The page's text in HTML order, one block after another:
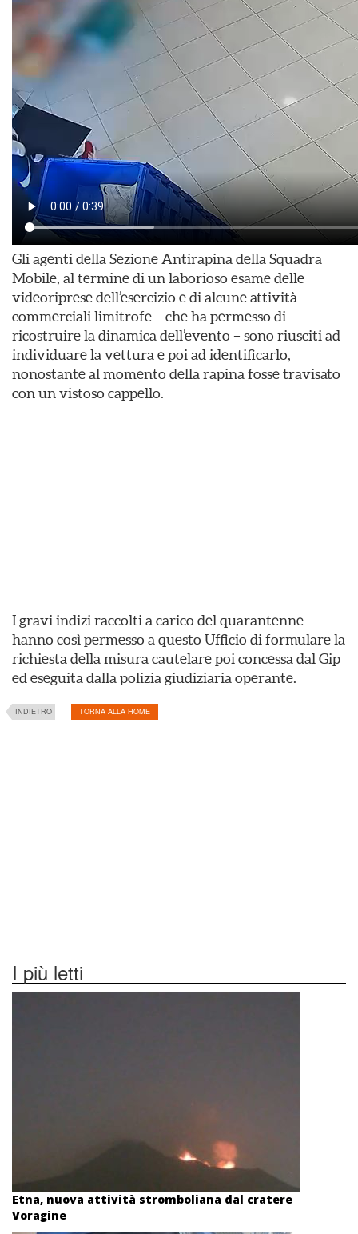
Gli agenti della Sezione Antirapina della Squadra
Mobile, al termine di un laborioso esame delle
videoriprese dell’esercizio e di alcune attività
commerciali limitrofe – che ha permesso di
ricostruire la dinamica dell’evento – sono riusciti ad
individuare la vettura e poi ad identificarlo,
nonostante al momento della rapina fosse travisato
con un vistoso cappello.
I gravi indizi raccolti a carico del quarantenne
hanno così permesso a questo Ufficio di formulare la
richiesta della misura cautelare poi concessa dal Gip
ed eseguita dalla polizia giudiziaria operante.
INDIETRO TORNA ALLA HOME
I più letti
Etna, nuova attività stromboliana dal cratere
Voragine